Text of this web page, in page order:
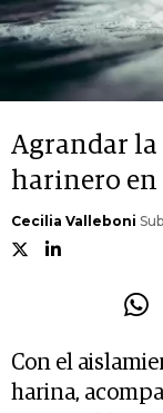
Agrandar la
harinero en
Cecilia Valleboni
Con el
harina,